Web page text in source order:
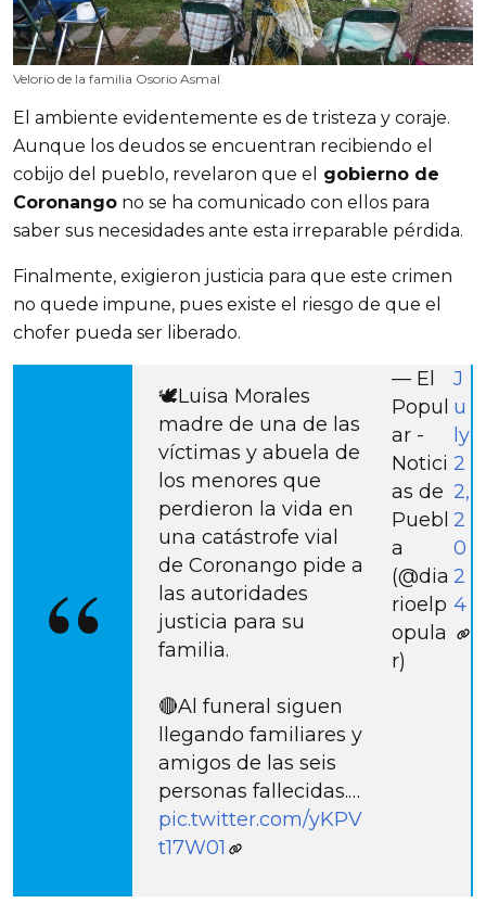
Velorio de la familia Osorio Asmal
El ambiente evidentemente es de tristeza y coraje.
Aunque los deudos se encuentran recibiendo el
cobijo del pueblo, revelaron que el
gobierno de
Coronango no se ha comunicado con ellos para
saber sus necesidades ante esta irreparable pérdida.
Finalmente, exigieron justicia para que este crimen
no quede impune, pues existe el riesgo de que el
chofer pueda ser liberado.
🕊️Luisa Morales
madre de una de las
víctimas y abuela de
los menores que
perdieron la vida en
una catástrofe vial
de Coronango pide a
las autoridades
justicia para su
familia.
🔴Al funeral siguen
llegando familiares y
amigos de las seis
personas fallecidas.…
pic.twitter.com/yKPV
t17W01
— El
Popul
ar -
Notici
as de
Puebl
a
(@dia
rioelp
opula
r)
J
u
ly
2
2,
2
0
2
4